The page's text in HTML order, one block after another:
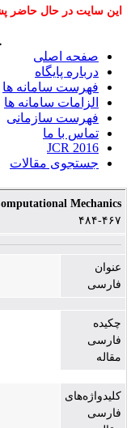
حاضر پشتیبانی نمی
ها
ها
Applied and